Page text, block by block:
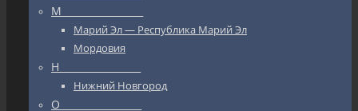
М_________________
Марий Эл — Республика Марий Эл
Мордовия
Н_________________
Нижний Новгород
О_________________